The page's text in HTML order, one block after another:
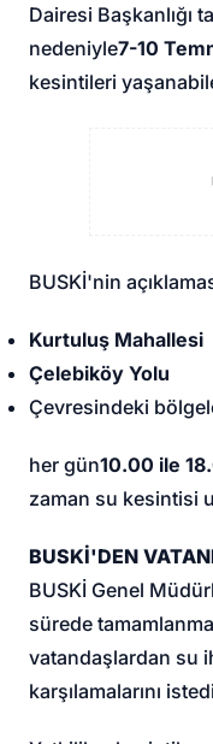
Dairesi Başkanlığı
nedeniyle7-10
kesintileri
BUSKİ'nin
Kurtuluş Mahallesi
Çelebiköy Yolu
Çevresindeki
her gün10.00 ile
zaman su kesintisi
BUSKİ'DEN
BUSKİ Genel
sürede
vatandaşlardan su
karşılamalarını